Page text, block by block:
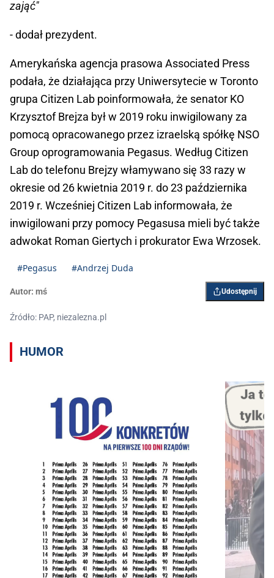
zająć"
- dodał prezydent.
Amerykańska agencja prasowa Associated Press
podała, że działająca przy Uniwersytecie w Toronto
grupa Citizen Lab poinformowała, że senator KO
Krzysztof Brejza był w 2019 roku inwigilowany za
pomocą opracowanego przez izraelską spółkę NSO
Group oprogramowania Pegasus. Według Citizen
Lab do telefonu Brejzy włamywano się 33 razy w
okresie od 26 kwietnia 2019 r. do 23 października
2019 r. Wcześniej Citizen Lab informowała, że
inwigilowani przy pomocy Pegasusa mieli być także
adwokat Roman Giertych i prokurator Ewa Wrzosek.
#Pegasus #Andrzej Duda
Autor: mś Udostępnij
Źródło: PAP, niezalezna.pl
HUMOR